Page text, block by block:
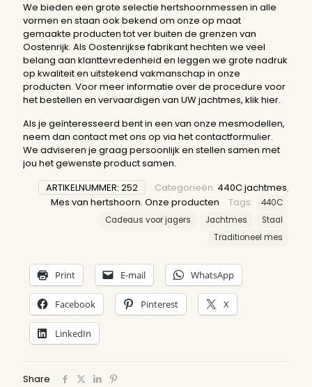
We bieden een grote selectie hertshoornmessen in alle
vormen en staan ook bekend om onze op maat
gemaakte producten tot ver buiten de grenzen van
Oostenrijk. Als Oostenrijkse fabrikant hechten we veel
belang aan klanttevredenheid en leggen we grote nadruk
op kwaliteit en uitstekend vakmanschap in onze
producten. Voor meer informatie over de procedure voor
het bestellen en vervaardigen van UW jachtmes, klik hier.
Als je geïnteresseerd bent in een van onze mesmodellen,
neem dan contact met ons op via het contactformulier.
We adviseren je graag persoonlijk en stellen samen met
jou het gewenste product samen.
ARTIKELNUMMER: 252 Categorieën: 440C jachtmes,
Mes van hertshoorn, Onze producten Tags:
440C
Cadeaus voor jagers
Jachtmes
Staal
Traditioneel mes
Print E-mail WhatsApp
Facebook Pinterest X
LinkedIn
Share